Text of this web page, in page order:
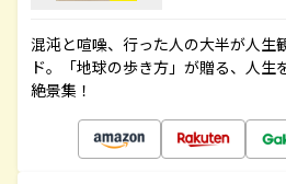
混沌と喧噪、行った人の大半が人生
ド。「地球の歩き方」が贈る、人生
絶景集！